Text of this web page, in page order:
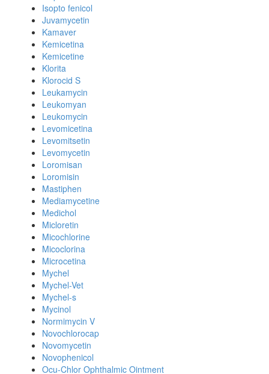
Isopto fenicol
Juvamycetin
Kamaver
Kemicetina
Kemicetine
Klorita
Klorocid S
Leukamycin
Leukomyan
Leukomycin
Levomicetina
Levomitsetin
Levomycetin
Loromisan
Loromisin
Mastiphen
Mediamycetine
Medichol
Micloretin
Micochlorine
Micoclorina
Microcetina
Mychel
Mychel-Vet
Mychel-s
Mycinol
Normimycin V
Novochlorocap
Novomycetin
Novophenicol
Ocu-Chlor Ophthalmic Ointment